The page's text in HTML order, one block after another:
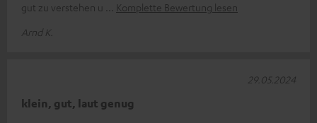
gut zu verstehen u
Komplette Bewertung lesen
Arnd K.
klein, gut, laut genug
29.05.2024